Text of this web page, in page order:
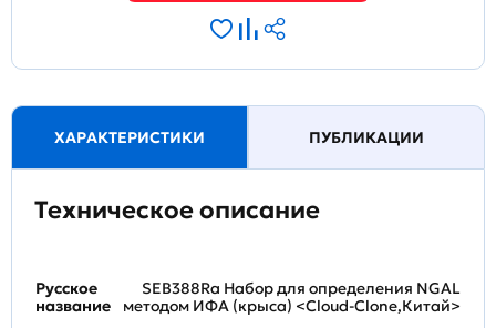
ХАРАКТЕРИСТИКИ ПУБЛИКАЦИИ
Техническое описание
Русское
название
SEB388Ra Набор для определения NGAL
методом ИФА (крыса) <Cloud-Clone,Китай>